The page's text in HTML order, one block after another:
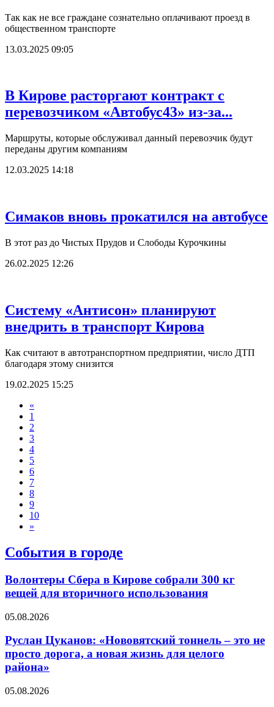
Так как не все граждане сознательно оплачивают проезд в
общественном транспорте
13.03.2025 09:05
В Кирове расторгают контракт с
перевозчиком «Автобус43» из-за...
Маршруты, которые обслуживал данный перевозчик будут
переданы другим компаниям
12.03.2025 14:18
Симаков вновь прокатился на автобусе
В этот раз до Чистых Прудов и Слободы Курочкины
26.02.2025 12:26
Систему «Антисон» планируют
внедрить в транспорт Кирова
Как считают в автотранспортном предприятии, число ДТП
благодаря этому снизится
19.02.2025 15:25
«
1
2
3
4
5
6
7
8
9
10
»
События в городе
Волонтеры Сбера в Кирове собрали 300 кг
вещей для вторичного использования
05.08.2026
Руслан Цуканов: «Нововятский тоннель – это не
просто дорога, а новая жизнь для целого
района»
05.08.2026